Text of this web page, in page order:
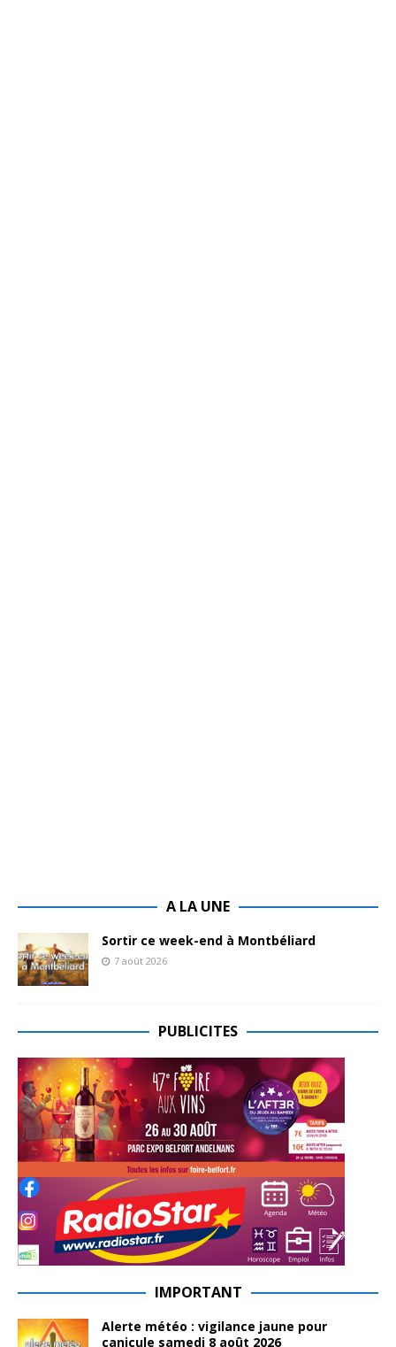
A LA UNE
Sortir ce week-end à Montbéliard
7 août 2026
PUBLICITES
IMPORTANT
Alerte météo : vigilance jaune pour
canicule samedi 8 août 2026